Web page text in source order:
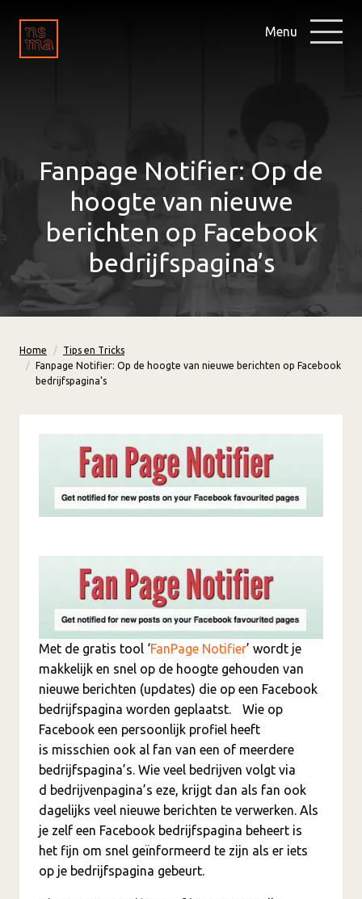
Menu
Fanpage Notifier: Op de
hoogte van nieuwe
berichten op Facebook
bedrijfspagina’s
Home
Tips en Tricks
Fanpage Notifier: Op de hoogte van nieuwe berichten op Facebook
bedrijfspagina’s
Met de gratis tool ‘FanPage Notifier’ wordt je
makkelijk en snel op de hoogte gehouden van
nieuwe berichten (updates) die op een Facebook
bedrijfspagina worden geplaatst. Wie op
Facebook een persoonlijk profiel heeft
is misschien ook al fan van een of meerdere
bedrijfspagina’s. Wie veel bedrijven volgt via
d bedrijvenpagina’s eze, krijgt dan als fan ook
dagelijks veel nieuwe berichten te verwerken. Als
je zelf een Facebook bedrijfspagina beheert is
het fijn om snel geïnformeerd te zijn als er iets
op je bedrijfspagina gebeurt.